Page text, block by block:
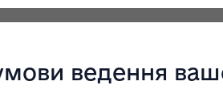
Велика